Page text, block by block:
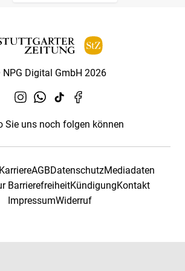
Digital GmbH 2026
Sie uns noch folgen können
AGBDatenschutzMediadaten
BarrierefreiheitKündigungKontakt
ImpressumWiderruf